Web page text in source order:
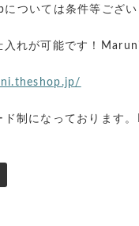
ついては条件等ござい
入れが可能です！
ド制になっております